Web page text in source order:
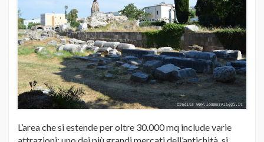
L’area che si estende per oltre 30.000 mq include varie